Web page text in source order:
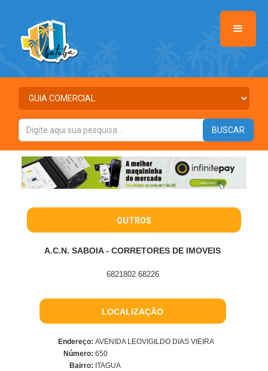
OUTROS
A.C.N. SABOIA - CORRETORES DE IMOVEIS
6821802.68226
LOCALIZAÇÃO
Endereço: AVENIDA LEOVIGILDO DIAS VIEIRA
Número: 650
Bairro: ITAGUA